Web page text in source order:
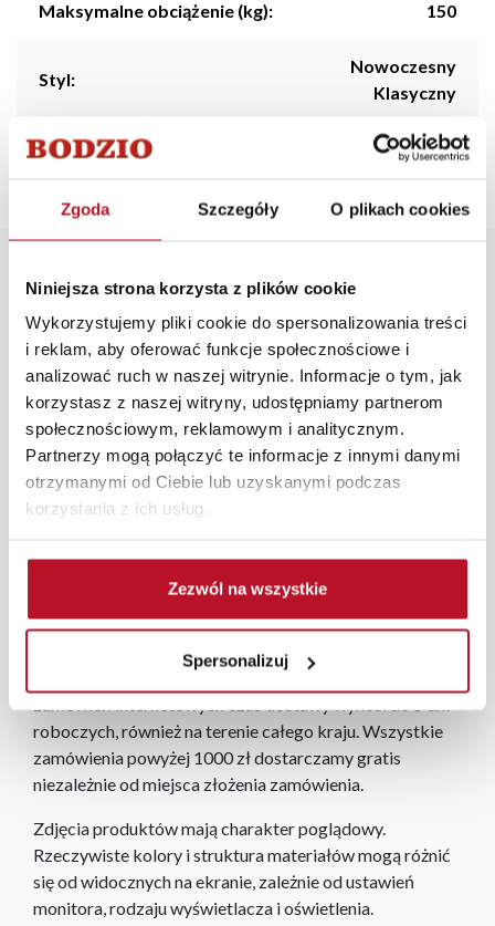
Zgoda Szczegóły O plikach cookies
Niniejsza strona korzysta z plików cookie
Wykorzystujemy pliki cookie do spersonalizowania treści
i reklam, aby oferować funkcje społecznościowe i
analizować ruch w naszej witrynie. Informacje o tym, jak
korzystasz z naszej witryny, udostępniamy partnerom
społecznościowym, reklamowym i analitycznym.
Partnerzy mogą połączyć te informacje z innymi danymi
otrzymanymi od Ciebie lub uzyskanymi podczas
korzystania z ich usług.
Zezwól na wszystkie
Spersonalizuj
Maksymalne obciążenie (kg): 150
Styl:
Nowoczesny
Klasyczny
Kolorystyka: Szary
Opis produktu
Nowoczesne i wygodne krzesło tapicerowane SOFIA
wykończone miękkim i przyjemnym w dotyku
materiałem. Pikowane siedzisko i oparcie wraz z
drewnianymi nogami podkreślają jego walory
estetyczne. Idealnie sprawdzi się w jadalni czy kuchni.
Dostępne w wielu wersjach kolorystycznych.
W każdym z salonów mebli Bodzio oferujemy pomoc w
przygotują kompleksową wizualizację Państwa
pomieszczenia wraz z wyceną. Każde zamówienie
złożone w sklepie stacjonarnym dostarczymy do 3 dni
roboczych na terenie całej Polski. W przypadku
roboczych, również na terenie całego kraju. Wszystkie
zamówienia powyżej 1000 zł dostarczamy gratis
niezależnie od miejsca złożenia zamówienia.
Zdjęcia produktów mają charakter poglądowy.
Rzeczywiste kolory i struktura materiałów mogą różnić
się od widocznych na ekranie, zależnie od ustawień
monitora, rodzaju wyświetlacza i oświetlenia.